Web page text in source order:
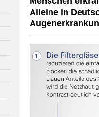
Alleine in